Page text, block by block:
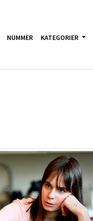
NUMMER KATEGORIER